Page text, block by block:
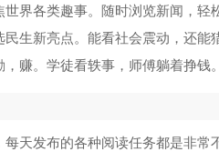
世界各类趣事。随时浏览新闻，轻
民生新亮点。能看社会震动，还能
赚。学徒看轶事，师傅躺着挣钱。
天发布的各种阅读任务都是非常